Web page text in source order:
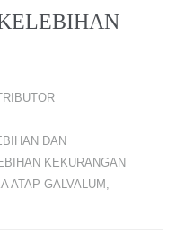
DAN
KEKURANGAN
ATAP GALVALUM